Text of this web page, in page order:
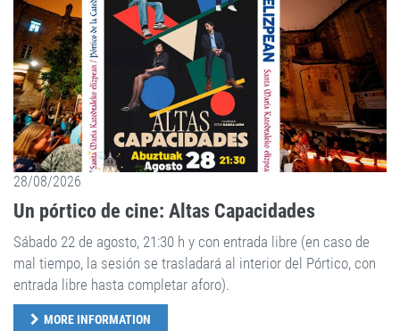
28/08/2026
Un pórtico de cine: Altas Capacidades
Sábado 22 de agosto, 21:30 h y con entrada libre (en caso de
mal tiempo, la sesión se trasladará al interior del Pórtico, con
entrada libre hasta completar aforo).
MORE INFORMATION